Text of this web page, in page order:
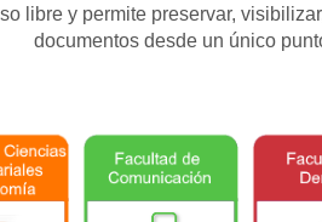
libre y permite preservar,
documentos desde un único